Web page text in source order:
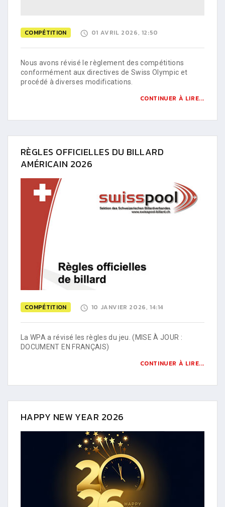
COMPÉTITION 01 AVRIL 2026, 12:50
Nous avons révisé le règlement des compétitions
conformément aux directives de Swiss Olympic et
procédé à diverses modifications.
CONTINUER À LIRE...
RÈGLES OFFICIELLES DU BILLARD
AMÉRICAIN 2026
COMPÉTITION 10 JANVIER 2026, 14:14
La WPA a révisé les règles du jeu. (MISE À JOUR :
DOCUMENT EN FRANÇAIS)
CONTINUER À LIRE...
HAPPY NEW YEAR 2026